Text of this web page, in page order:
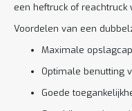
een heftruck of reachtruck
Voordelen van een
Maximale
Optimale benutting
Goede